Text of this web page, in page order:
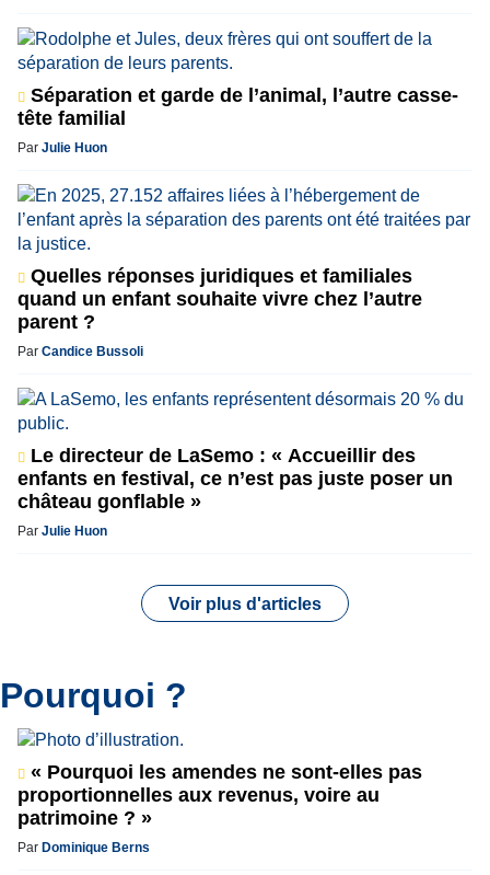
Séparation et garde de l’animal, l’autre casse-
tête familial
Par Julie Huon
Quelles réponses juridiques et familiales
quand un enfant souhaite vivre chez l’autre
parent ?
Par Candice Bussoli
Le directeur de LaSemo : « Accueillir des
enfants en festival, ce n’est pas juste poser un
château gonflable »
Par Julie Huon
Voir plus d'articles
Pourquoi ?
« Pourquoi les amendes ne sont-elles pas
proportionnelles aux revenus, voire au
patrimoine ? »
Par Dominique Berns